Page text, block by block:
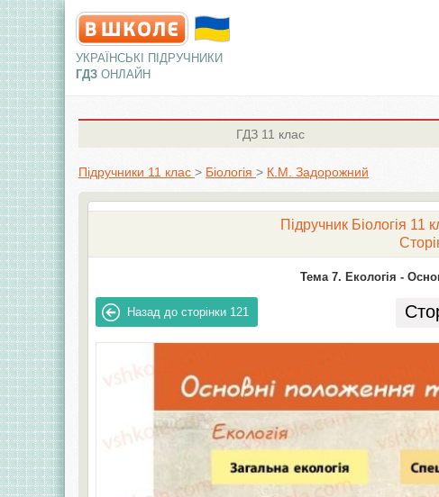
УКРАЇНСЬКІ ПІДРУЧНИКИ
ГДЗ ОНЛАЙН
ГДЗ11 клас
Підручники 11 клас > Біологія > К.М. Задорожний
Підручник Біологія
Тема 7. Екологія -
Назад до сторінки 121